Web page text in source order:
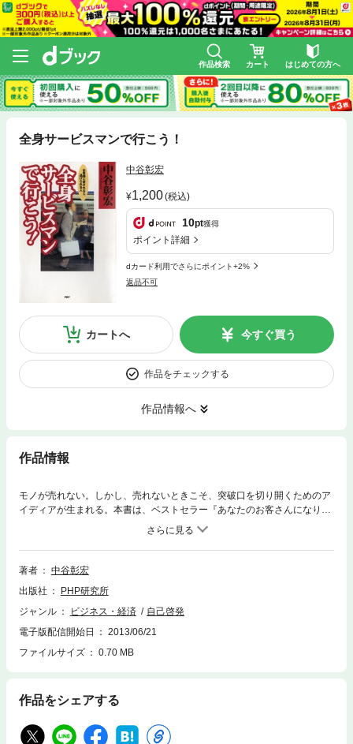
作品検索 カート はじめての方へ
全身サービスマンで行こう！
中谷彰宏
1,200(税込)
10pt獲得
ポイント詳細
dカード利用でさらにポイント+2%
返品不可
カートへ 今すぐ買う
作品をチェックする
作品情報へ
作品情報
モノが売れない。しかし、売れないときこそ、突破口を切り開くためのア
イディアが生まれる。本書は、ベストセラー『あなたのお客さんになりた
い』などで、各企業、そしてサービスマンから顧客満足のオーソリティと
して絶大なる信頼を受ける著者が、逆境を切り開く顧客満足の法則を伝授
する。例えば、●たった10円で高級感を出せる ●損した感は、得した感に
置き換えられる ●大浴場までの距離が離れている方が流行る ●工事迷惑
で、お客様はやって来る ●女性専門店に、男性モノを少し置くだけで、
女性モノが売れる ●名前を名乗るお客様に「お世話になっております」
ば、またやって来る等々。また、著者は、サービスマンは心理学者のよう
にお客様の心がわかれば一流という。サービス業に携わるすべての人が必
著者
中谷彰宏
出版社
PHP研究所
ジャンル
ビジネス・経済
自己啓発
電子版配信開始日
2013/06/21
ファイルサイズ
0.70 MB
作品をシェアする